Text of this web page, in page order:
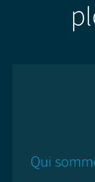
Qui